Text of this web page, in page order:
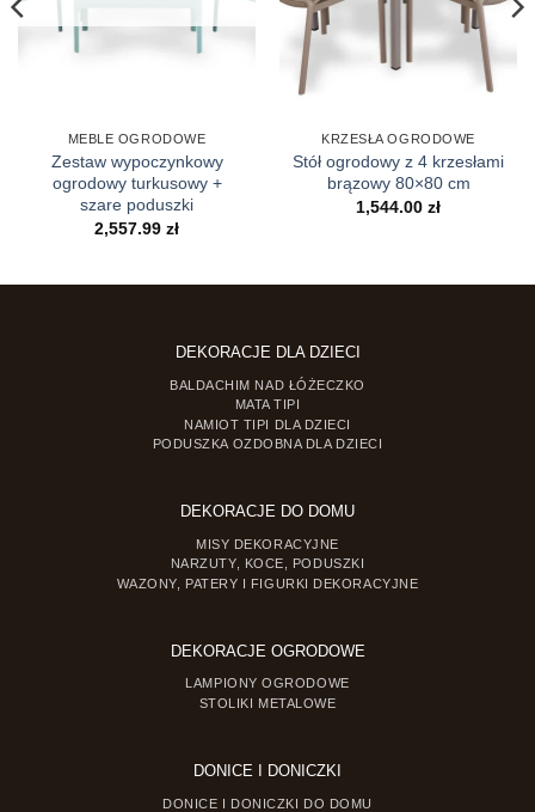
MEBLE OGRODOWE
Zestaw wypoczynkowy
ogrodowy turkusowy +
szare poduszki
2,557.99 zł
KRZESŁA OGRODOWE
Stół ogrodowy z 4 krzesłami
brązowy 80×80 cm
1,544.00 zł
DEKORACJE DLA DZIECI
BALDACHIM NAD ŁÓŻECZKO
MATA TIPI
NAMIOT TIPI DLA DZIECI
PODUSZKA OZDOBNA DLA DZIECI
DEKORACJE DO DOMU
MISY DEKORACYJNE
NARZUTY, KOCE, PODUSZKI
WAZONY, PATERY I FIGURKI DEKORACYJNE
DEKORACJE OGRODOWE
LAMPIONY OGRODOWE
STOLIKI METALOWE
DONICE I DONICZKI
DONICE I DONICZKI DO DOMU